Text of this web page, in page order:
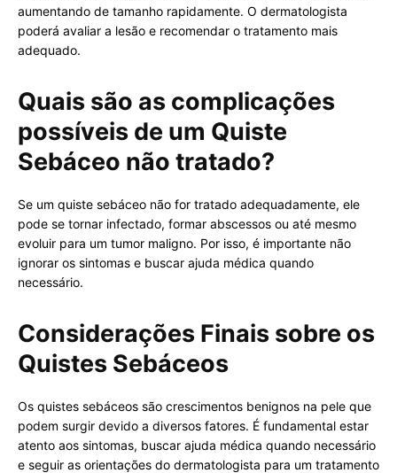
aumentando de tamanho rapidamente. O dermatologista
poderá avaliar a lesão e recomendar o tratamento mais
adequado.
Quais são as complicações
possíveis de um Quiste
Sebáceo não tratado?
Se um quiste sebáceo não for tratado adequadamente, ele
pode se tornar infectado, formar abscessos ou até mesmo
evoluir para um tumor maligno. Por isso, é importante não
ignorar os sintomas e buscar ajuda médica quando
necessário.
Considerações Finais sobre os
Quistes Sebáceos
Os quistes sebáceos são crescimentos benignos na pele que
podem surgir devido a diversos fatores. É fundamental estar
atento aos sintomas, buscar ajuda médica quando necessário
e seguir as orientações do dermatologista para um tratamento